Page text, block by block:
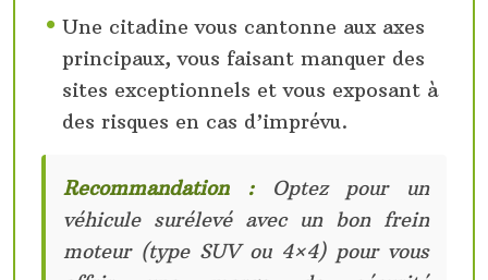
Une citadine vous cantonne aux axes
principaux, vous faisant manquer des
sites exceptionnels et vous exposant à
des risques en cas d’imprévu.
Recommandation :Optez pour un
véhicule surélevé avec un bon frein
moteur (type SUV ou 4×4) pour vous